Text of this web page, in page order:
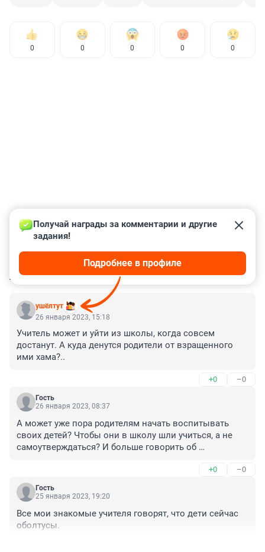
0 0 0 0 0
КОММЕНТАРИИ 144
ушёлтут
Получай награды за комментарии и другие
задания!
Подробнее в профиле
26 января 2023, 15:18
Учитель может и уйти из школы, когда совсем
достанут. А куда денутся родители от взращенного
ими хама?..
+0 –0
Гость
26 января 2023, 08:37
А может уже пора родителям начать воспитывать
своих детей? Чтобы они в школу шли учиться, а не
самоутверждаться? И больше говорить об
+0 –0
Гость
25 января 2023, 19:20
Все мои знакомые учителя говорят, что дети сейчас
оболтусы.